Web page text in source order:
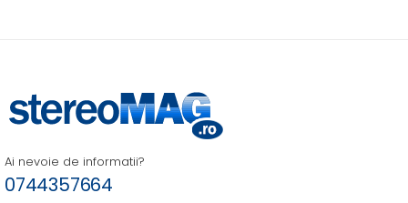
Ai nevoie de informatii?
0744357664